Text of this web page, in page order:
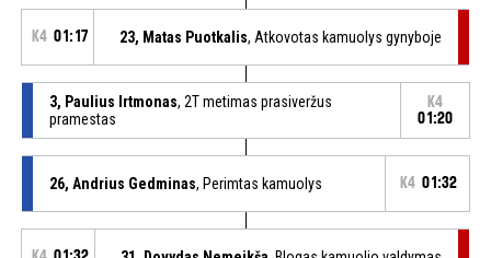
K4 01:17 23, Matas Puotkalis, Atkovotas kamuolys gynyboje
3, Paulius Irtmonas, 2T metimas prasiveržus
pramestas
K4
01:20
26, Andrius Gedminas, Perimtas kamuolys K4 01:32